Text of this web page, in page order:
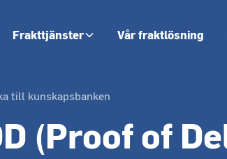
Frakttjänster Vår fraktlösning
till kunskapsbanken
(Proof of